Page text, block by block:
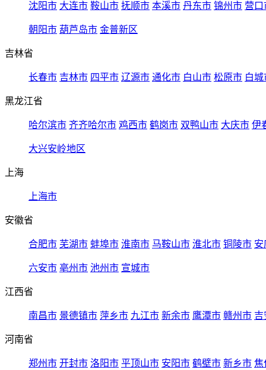
沈阳市 大连市 鞍山市 抚顺市 本溪市 丹东市 锦州市 营口
朝阳市 葫芦岛市 金普新区
吉林省
长春市 吉林市 四平市 辽源市 通化市 白山市 松原市 白城
黑龙江省
哈尔滨市 齐齐哈尔市 鸡西市 鹤岗市 双鸭山市 大庆市 伊
大兴安岭地区
上海
上海市
安徽省
合肥市 芜湖市 蚌埠市 淮南市 马鞍山市 淮北市 铜陵市 安
六安市 亳州市 池州市 宣城市
江西省
南昌市 景德镇市 萍乡市 九江市 新余市 鹰潭市 赣州市 吉
河南省
郑州市 开封市 洛阳市 平顶山市 安阳市 鹤壁市 新乡市 焦